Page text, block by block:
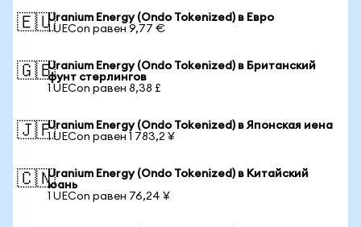
🇪🇺Uranium Energy (Ondo Tokenized) в Евро
1 UECon равен 9,77 €
🇬🇧Uranium Energy (Ondo Tokenized) в Британский
фунт стерлингов
1 UECon равен 8,38 £
🇯🇵Uranium Energy (Ondo Tokenized) в Японская иена
1 UECon равен 1 783,2 ¥
🇨🇳Uranium Energy (Ondo Tokenized) в Китайский
юань
1 UECon равен 76,24 ¥